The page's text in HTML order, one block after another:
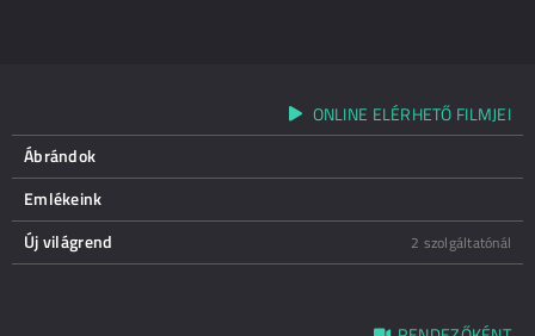
ONLINE ELÉRHETŐ FILMJEI
Ábrándok
Emlékeink
Új világrend
2 szolgáltatónál